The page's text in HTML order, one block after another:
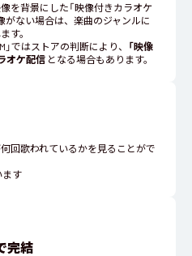
を背景にした「映像付きカラオケ
がない場合は、楽曲のジャンルに
す。
ではストアの判断により、
「映像
オケ配信 となる場合もあります。
回歌われているかを見ることがで
ます
完結